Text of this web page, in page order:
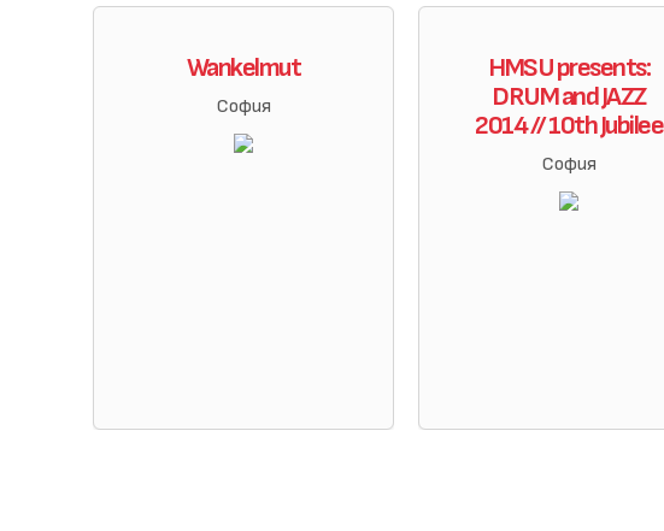
Wankelmut
София
HMSU presents:
DRUM and JAZZ
2014 // 10th Jubilee
София